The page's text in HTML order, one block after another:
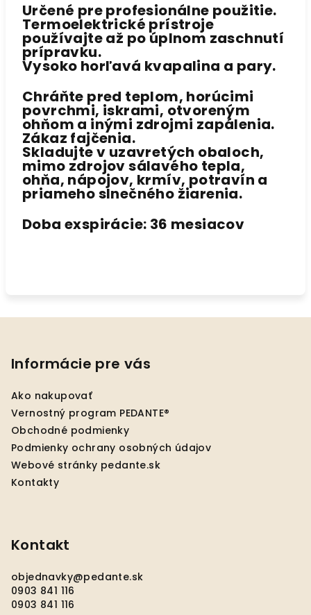
Určené pre profesionálne použitie.
Termoelektrické prístroje
používajte až po úplnom zaschnutí
prípravku.
Vysoko horľavá kvapalina a pary.
Chráňte pred teplom, horúcimi
povrchmi, iskrami, otvoreným
ohňom a inými zdrojmi zapálenia.
Zákaz fajčenia.
Skladujte v uzavretých obaloch,
mimo zdrojov sálavého tepla,
ohňa, nápojov, krmív, potravín a
priameho slnečného žiarenia.
Doba exspirácie: 36 mesiacov
Informácie pre vás
Ako nakupovať
Vernostný program PEDANTE®
Obchodné podmienky
Podmienky ochrany osobných údajov
Webové stránky pedante.sk
Kontakty
Kontakt
objednavky@pedante.sk
0903 841 116
0903 841 116